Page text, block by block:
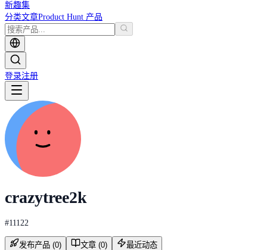
新趣集
分类文章Product Hunt 产品
登录注册
crazytree2k
#11122
发布产品 (0) 文章 (0)
最近动态